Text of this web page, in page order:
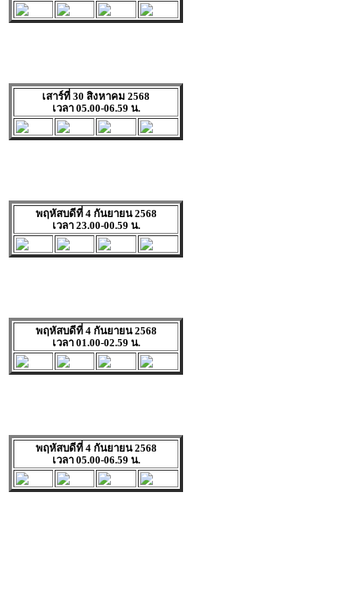
เสาร์ที่ 30 สิงหาคม 2568
เวลา 05.00-06.59 น.
พฤหัสบดีที่ 4 กันยายน 2568
เวลา 23.00-00.59 น.
พฤหัสบดีที่ 4 กันยายน 2568
เวลา 01.00-02.59 น.
พฤหัสบดีที่ 4 กันยายน 2568
เวลา 05.00-06.59 น.